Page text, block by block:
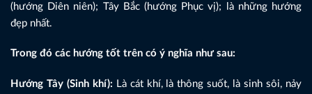
(hướng Diên niên); Tây Bắc (hướng Phục vị); là những hướng
đẹp nhất.
Trong đó các hướng tốt trên có ý nghĩa như sau:
Hướng Tây (Sinh khí): Là cát khí, là thông suốt, là sinh sôi, nảy